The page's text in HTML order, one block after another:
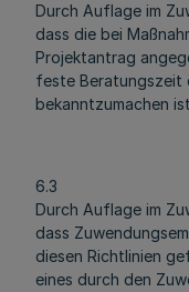
Durch Auflage im
dass die bei
Projektantrag
feste Beratungszeit
bekanntzumachen
6.3
Durch Auflage im
dass
diesen Richtlinien
eines durch den